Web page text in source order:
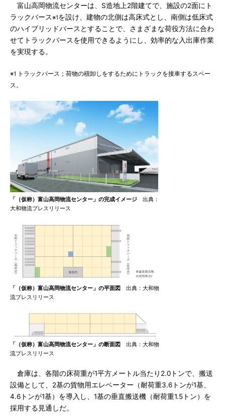
富山高岡物流センターは、S造地上2階建てで、施設の2面にト
ラックバース※1を設け、建物の北側は高床式とし、南側は低床式
のハイブリッドバースとすることで、さまざまな荷役方法に合わ
せてトラックバースを使用できるようにし、効率的な入出庫作業
を実現する。
※1 トラックバース；荷物の積卸しをするためにトラックを接車するスペー
ス。
「（仮称）富山高岡物流センター」の完成イメージ 出典：
大和物流プレスリリース
「（仮称）富山高岡物流センター」の平面図
出典：大和物
流プレスリリース
「（仮称）富山高岡物流センター」の断面図
出典：大和物
流プレスリリース
倉庫は、各階の床荷重が1平方メートル当たり2.0トンで、搬送
設備として、2基の貨物用エレベーター（耐荷重3.6トンが1基、
4.6トンが1基）を導入し、1基の垂直搬送機（耐荷重1.5トン）を
採用する見通しだ。